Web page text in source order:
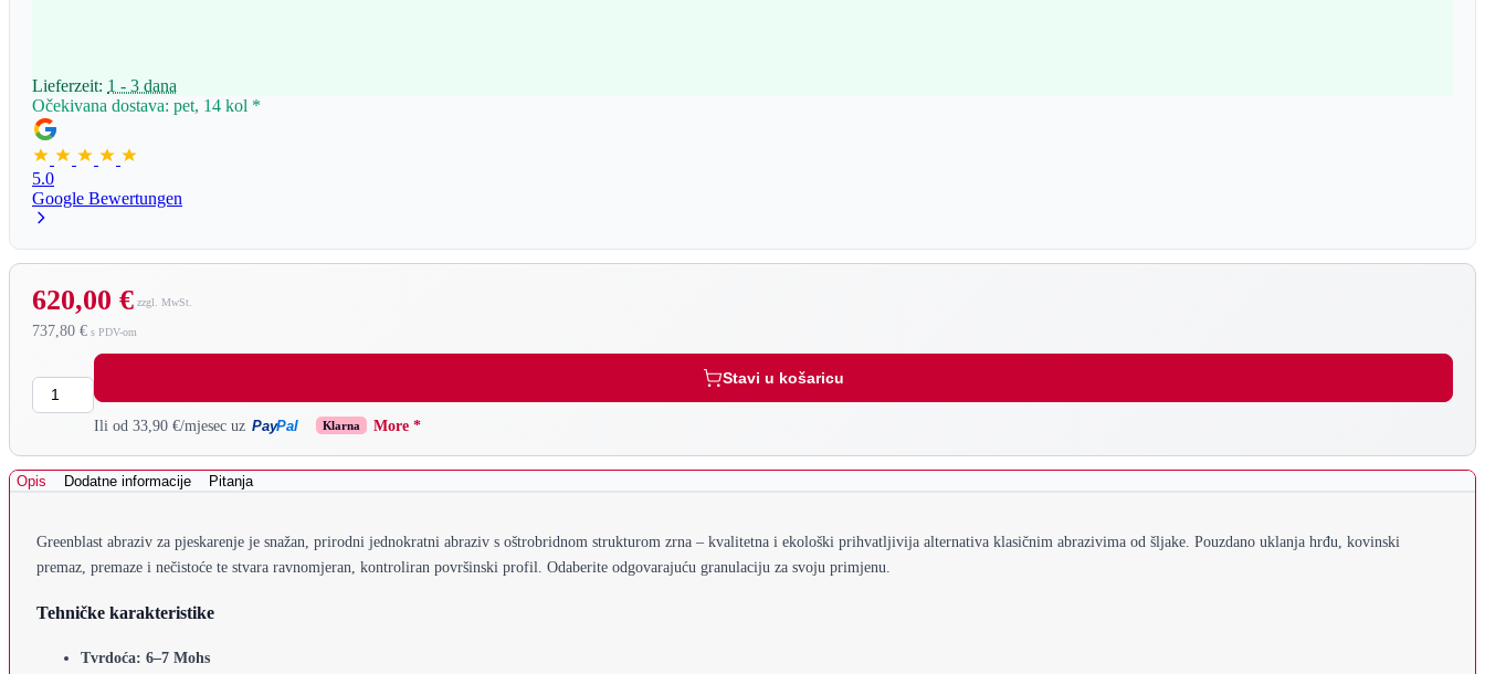
Lieferzeit: 1 - 3 dana
Očekivana dostava: pet, 14 kol *
5.0
Google Bewertungen
737,80 €
620,00 €
Količina Stavi u košaricu
Ili od 33,90 €/mjesec uz PayPal Klarna More *
Opis Dodatne informacije Pitanja
Greenblast abraziv za pjeskarenje je snažan, prirodni jednokratni abraziv s oštrobridnom strukturom zrna – kvalitetna i ekološki prihvatljivija alternativa klasičnim abrazivima od šljake. Pouzdano uklanja hrđu, kovinski
premaz, premaze i nečistoće te stvara ravnomjeran, kontroliran površinski profil. Odaberite odgovarajuću granulaciju za svoju primjenu.
Tehničke karakteristike
Tvrdoća: 6–7 Mohs